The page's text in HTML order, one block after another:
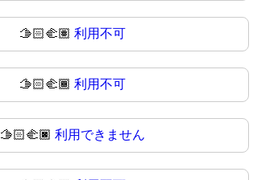
🫱🏻‍🫲🏽 利用不可
🫱🏻‍🫲🏾 利用不可
🫱🏻‍🫲🏿 利用できません